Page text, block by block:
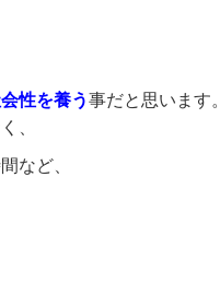
性を養う事だと思います。
、
など、